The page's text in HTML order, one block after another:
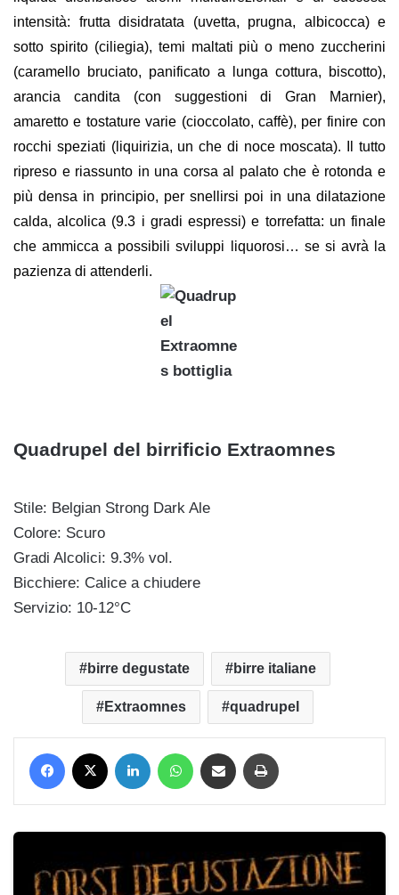
intensità: frutta disidratata (uvetta, prugna, albicocca) e
sotto spirito (ciliegia), temi maltati più o meno zuccherini
(caramello bruciato, panificato a lunga cottura, biscotto),
arancia candita (con suggestioni di Gran Marnier),
amaretto e tostaturevarie (cioccolato, caffè), per finire con
rocchi speziati (liquirizia, un che di noce moscata).
Il tutto
ripreso e riassunto in una corsa al palato che è rotonda e
più densa in principio, per snellirsi poi in una dilatazione
calda, alcolica (9.3 i gradi espressi) e torrefatta: un finale
che ammicca a possibili sviluppi liquorosi… se si avrà la
pazienza di attenderli.
Quadrupel del birrificio Extraomnes
Stile: Belgian Strong Dark Ale
Colore: Scuro
Gradi Alcolici: 9.3% vol.
Bicchiere: Calice a chiudere
Servizio: 10-12°C
birre degustate birre italiane
Extraomnes quadrupel
Facebook LinkedIn WhatsApp Condividi via mail